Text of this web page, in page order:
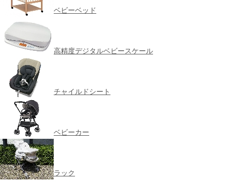
ベビーベッド
高精度デジタルベビースケール
チャイルドシート
ベビーカー
ラック